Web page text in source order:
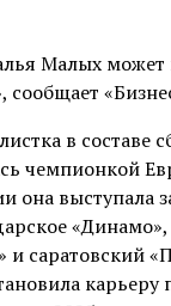
Малых может
сообщает
в составе
чемпионкой
она выступала
и саратовский
карьеру